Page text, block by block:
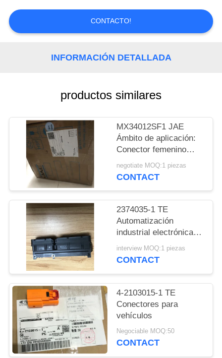
NOTICIAS
POLÍTICAS
PRIVACIDAD
CONTACTO!
INFORMACIÓN DETALLADA
productos similares
MX34012SF1 JAE
Ámbito de aplicación:
Conector femenino
para vehículos
negotiate MOQ:1 piezas
CONTACT
2374035-1 TE
Automatización
industrial electrónica
de consumo Equipos
médicos
interview MOQ:1 piezas
CONTACT
4-2103015-1 TE
Conectores para
vehículos
Negociable MOQ:50
CONTACT